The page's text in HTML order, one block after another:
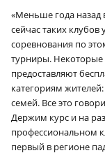
«Меньше года назад
сейчас таких
соревнования по
турниры. Некоторые
предоставляют
категориям
семей. Все это
Держим курс и на
профессиональном
первый в регионе